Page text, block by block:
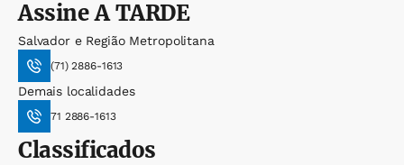
AssineA TARDE
Salvador e Região Metropolitana
(71) 2886-1613
Demais localidades
71 2886-1613
Classificados